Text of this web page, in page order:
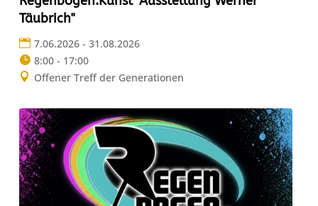
Täubrich"
7.06.2026 - 31.08.2026
8:00 - 17:00
Offener Treff der Generationen